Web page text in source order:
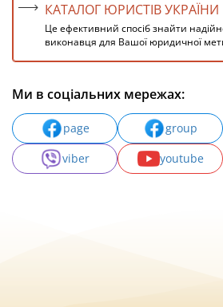
КАТАЛОГ ЮРИСТІВ УКРАЇНИ
Це ефективний спосіб знайти
виконавця для Вашої юридичної
Ми в соціальних мережах:
page group
viber
youtube